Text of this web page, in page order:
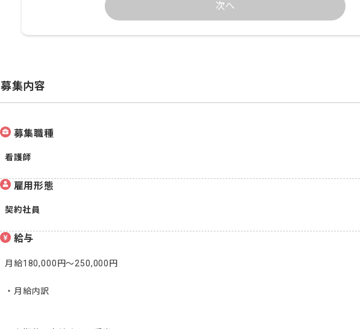
次へ
募集内容
募集職種
看護師
雇用形態
契約社員
給与
月給180,000円～250,000円
・月給内訳